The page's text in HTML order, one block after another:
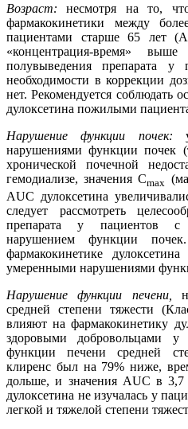
Возраст: несмотря на то,
фармакокинетики между
пациентами старше 65 лет
«концентрация-время»
полувыведения препарата
необходимости в коррекции
нет. Рекомендуется соблюдать
дулоксетина пожилыми
Нарушение функции почек:
нарушениями функции почек
хронической почечной
гемодиализе, значения Сmах
AUC дулоксетина
следует рассмотреть
препарата у пациентов с
нарушением функции
фармакокинетике
умеренными нарушениями
Нарушение функции печени,
средней степени тяжести
влияют на фармакокинетику
здоровыми добровольцами
функции печени средней
клиренс был на 79% ниже,
дольше, и значения AUC в
дулоксетина не изучалась у
легкой и тяжелой степени